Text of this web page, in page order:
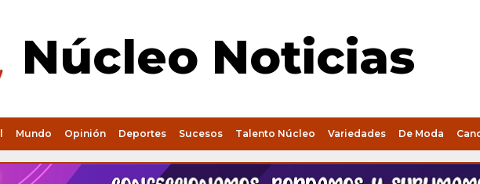
Núcleo Noticias
Mundo Opinión Deportes Sucesos Talento Núcleo Variedades De Moda